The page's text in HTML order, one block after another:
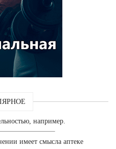
например.
имеет смысла аптеке